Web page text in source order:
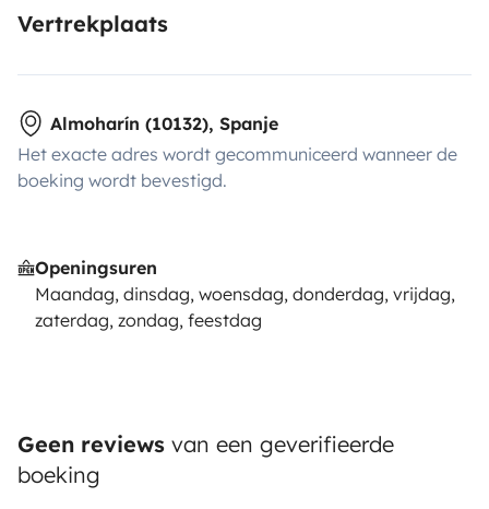
Vertrekplaats
Almoharín (10132), Spanje
Het exacte adres wordt gecommuniceerd wanneer de
boeking wordt bevestigd.
Openingsuren
Maandag, dinsdag, woensdag, donderdag, vrijdag,
zaterdag, zondag, feestdag
Geen reviews van een geverifieerde
boeking